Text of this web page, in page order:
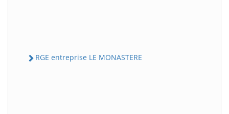
RGE entreprise LE MONASTERE